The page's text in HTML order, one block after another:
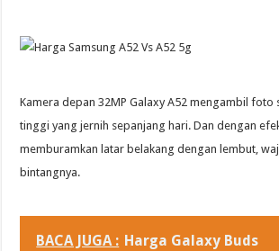
Kamera depan 32MP Galaxy A52 mengambil foto
tinggi yang jernih sepanjang hari. Dan dengan
memburamkan latar belakang dengan lembut,
bintangnya.
BACA JUGA : Harga Galaxy Buds